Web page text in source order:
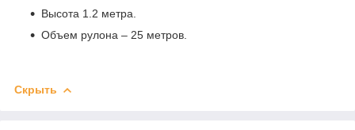
Высота 1.2 метра.
Объем рулона – 25 метров.
Скрыть